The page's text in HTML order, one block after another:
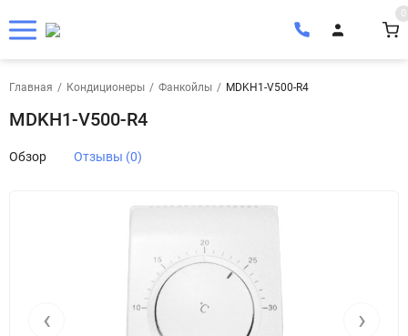
0
Главная / Кондиционеры / Фанкойлы / MDKH1-V500-R4
MDKH1-V500-R4
Обзор Отзывы (0)
‹ ›